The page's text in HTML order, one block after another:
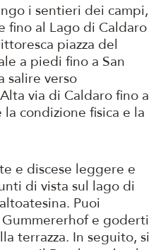
i sentieri dei campi,
fino al Lago di Caldaro
piazza del
a piedi fino a San
salire verso
via di Caldaro fino a
condizione fisica e la
e discese leggere e
di vista sul lago di
Puoi
e goderti
terrazza. In seguito, si